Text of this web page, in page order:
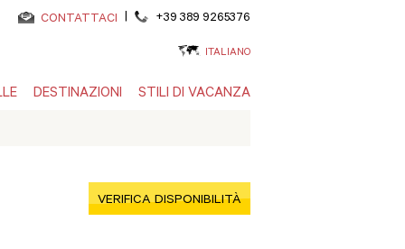
CONTATTACI | +39 389 9265376
ITALIANO
DESTINAZIONI STILI DI VACANZA
VERIFICA DISPONIBILITÀ